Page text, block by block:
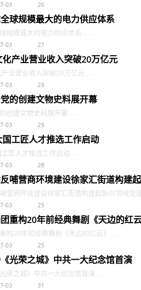
03 26
球规模最大的电力供应体系
规模最大的电力供应体系 . . .
03 27
产业营业收入突破20万亿元
业营业收入突破20万亿元 . . .
03 29
的创建文物史料展开幕
创建文物史料展开幕 . . .
03 29
工匠人才推选工作启动
匠人才推选工作启动 . . .
03 28
哺营商环境建设徐家汇街道构建
营商环境建设徐家汇街道构建起新兴领域党
03 25
重构20年前经典舞剧《天边的红云
构20年前经典舞剧《天边的红云》 . . .
03 25
光荣之城》中共一大纪念馆首演
荣之城》中共一大纪念馆首演 . . .
03 31